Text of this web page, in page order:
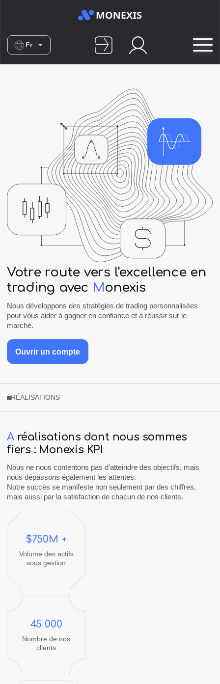
Fr
Votre route vers l'excellence en
trading avec Monexis
Nous développons des stratégies de trading personnalisées
pour vous aider à gagner en confiance et à réussir sur le
marché.
Ouvrir un compte
RÉALISATIONS
A réalisations dont nous sommes
fiers : Monexis KPI
Nous ne nous contentons pas d'atteindre des objectifs, mais
nous dépassons également les attentes.
Notre succès se manifeste non seulement par des chiffres,
mais aussi par la satisfaction de chacun de nos clients.
$750M +
Volume des actifs
sous gestion
45 000
Nombre de nos
clients